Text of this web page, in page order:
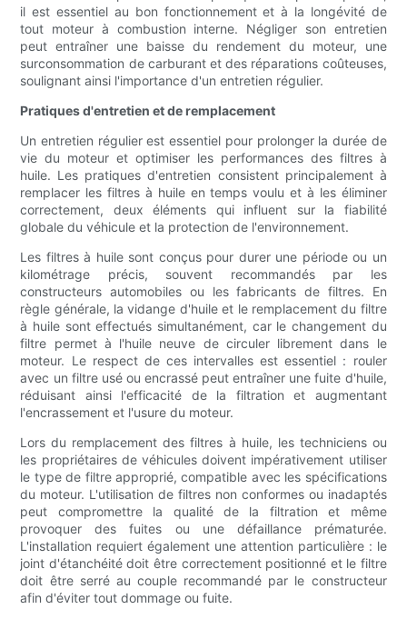
il est essentiel au bon fonctionnement et à la longévité de
tout moteur à combustion interne. Négliger son entretien
peut entraîner une baisse du rendement du moteur, une
surconsommation de carburant et des réparations coûteuses,
soulignant ainsi l'importance d'un entretien régulier.
Pratiques d'entretien et de remplacement
Un entretien régulier est essentiel pour prolonger la durée de
vie du moteur et optimiser les performances des filtres à
huile. Les pratiques d'entretien consistent principalement à
remplacer les filtres à huile en temps voulu et à les éliminer
correctement, deux éléments qui influent sur la fiabilité
globale du véhicule et la protection de l'environnement.
Les filtres à huile sont conçus pour durer une période ou un
kilométrage précis, souvent recommandés par les
constructeurs automobiles ou les fabricants de filtres. En
règle générale, la vidange d'huile et le remplacement du filtre
à huile sont effectués simultanément, car le changement du
filtre permet à l'huile neuve de circuler librement dans le
moteur. Le respect de ces intervalles est essentiel : rouler
avec un filtre usé ou encrassé peut entraîner une fuite d'huile,
réduisant ainsi l'efficacité de la filtration et augmentant
l'encrassement et l'usure du moteur.
Lors du remplacement des filtres à huile, les techniciens ou
les propriétaires de véhicules doivent impérativement utiliser
le type de filtre approprié, compatible avec les spécifications
du moteur. L'utilisation de filtres non conformes ou inadaptés
peut compromettre la qualité de la filtration et même
provoquer des fuites ou une défaillance prématurée.
L'installation requiert également une attention particulière : le
joint d'étanchéité doit être correctement positionné et le filtre
doit être serré au couple recommandé par le constructeur
afin d'éviter tout dommage ou fuite.